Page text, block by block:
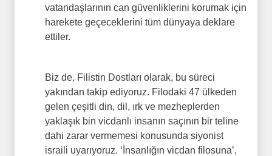
vatandaşlarının can güvenliklerini korumak için
harekete geçeceklerini tüm dünyaya deklare
ettiler.
Biz de, Filistin Dostları olarak, bu süreci
yakından takip ediyoruz. Filodaki 47 ülkeden
gelen çeşitli din, dil, ırk ve mezheplerden
yaklaşık bin vicdanlı insanın saçının bir teline
dahi zarar vermemesi konusunda siyonist
israili uyarıyoruz. ‘İnsanlığın vicdan filosuna’,